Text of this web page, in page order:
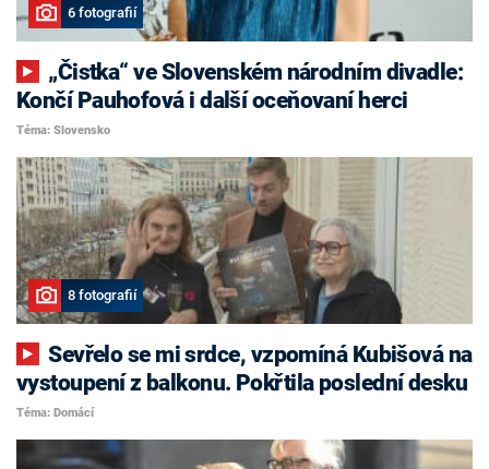
6 fotografií
Končí Pauhofová i další oceňovaní herci
Téma: Slovensko
8 fotografií
Sevřelo se mi srdce, vzpomíná Kubišová na
vystoupení z balkonu. Pokřtila poslední desku
Téma: Domácí